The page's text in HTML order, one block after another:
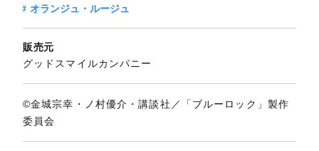
オランジュ・ルージュ
販売元
グッドスマイルカンパニー
©金城宗幸・ノ村優介・講談社／「ブルーロック」製作
委員会